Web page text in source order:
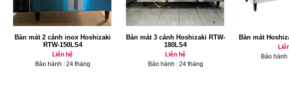
Bàn mát 2 cánh inox Hoshizaki
RTW-150LS4
Liên hệ
Bảo hành : 24 tháng
Bàn mát 3 cánh Hoshizaki RTW-
180LS4
Liên hệ
Bảo hành : 24 tháng
Bàn mát
Bảo hành